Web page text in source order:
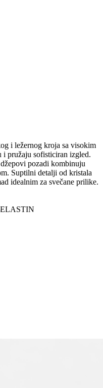
i ležernog kroja sa visokim
pružaju sofisticiran izgled.
pozadi kombinuju
Suptilni detalji od kristala
idealnim za svečane prilike.